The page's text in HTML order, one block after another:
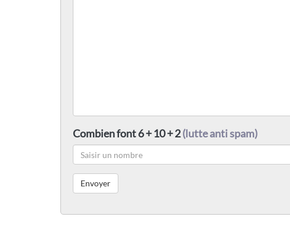
Combien font 6 + 10 + 2(lutte anti spam)